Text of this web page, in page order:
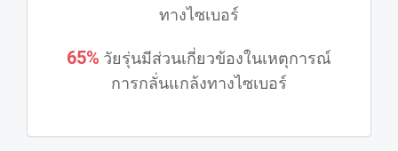
ทางไซเบอร์
65% วัยรุ่นมีส่วนเกี่ยวข้องในเหตุการณ์
การกลั่นแกล้งทางไซเบอร์